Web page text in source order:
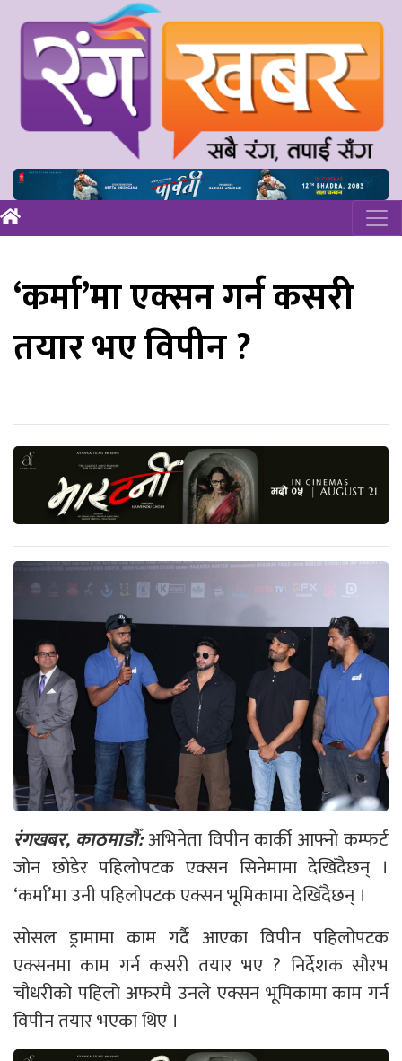
‘कर्मा’मा एक्सन गर्न कसरी
तयार भए विपीन ?
रंगखबर, काठमाडौँ:अभिनेता विपीन कार्की आफ्नो कम्फर्ट
जोन छोडेर पहिलोपटक एक्सन सिनेमामा देखिँदैछन् ।
‘कर्मा’मा उनी पहिलोपटक एक्सन भूमिकामा देखिँदैछन् ।
सोसल ड्रामामा काम गर्दै आएका विपीन पहिलोपटक
एक्सनमा काम गर्न कसरी तयार भए ? निर्देशक सौरभ
चौधरीको पहिलो अफरमै उनले एक्सन भूमिकामा काम गर्न
विपीन तयार भएका थिए ।